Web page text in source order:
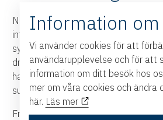
När de inte fördjupar sig i
intressen som tar plats. Ebba lägger
symaskinen och syr om second
drömmen om att en dag kunna sy
har en annan specialitet: hon har
sushi.
Framåt finns både mål och
Information
Vi använder cookies för att
användarupplevelse och för att
information om ditt besök hos
mer om våra cookies och ändra
här. Läs mer